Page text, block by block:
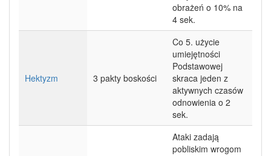
obrażeń o 10% na
4 sek.
Hektyzm 3 pakty boskości
Co 5. użycie
umiejętności
Podstawowej
skraca jeden z
aktywnych czasów
odnowienia o 2
sek.
Ataki zadają
pobliskim wrogom